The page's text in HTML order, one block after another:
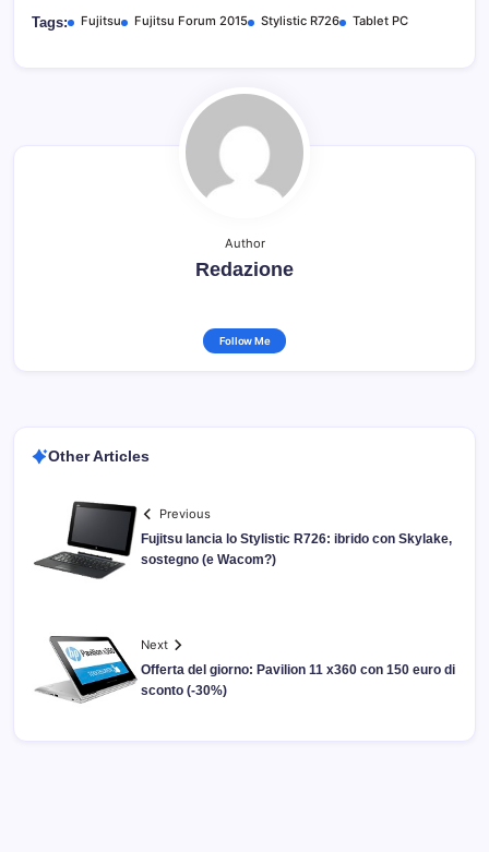
Tags: Fujitsu Fujitsu Forum 2015 Stylistic R726 Tablet PC
Author
Redazione
Follow Me
Other Articles
Previous
Fujitsu lancia lo Stylistic R726: ibrido con Skylake,
sostegno (e Wacom?)
Next
Offerta del giorno: Pavilion 11 x360 con 150 euro di
sconto (-30%)